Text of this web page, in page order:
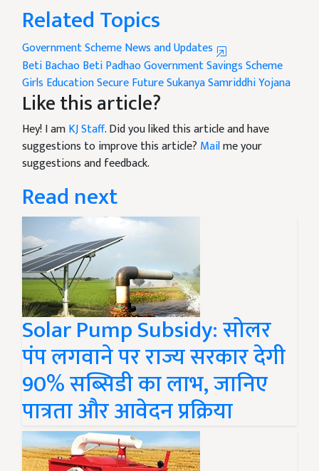
Related Topics
Government Scheme News and Updates
Beti Bachao Beti PadhaoGovernment Savings Scheme
Girls EducationSecure FutureSukanya Samriddhi Yojana
Like this article?
Hey! I amKJ Staff. Did you liked this article and have
suggestions to improve this article? Mailme your
suggestions and feedback.
Read next
Solar Pump Subsidy: सोलर
पंप लगवाने पर राज्य सरकार देगी
90% सब्सिडी का लाभ, जानिए
पात्रता और आवेदन प्रक्रिया